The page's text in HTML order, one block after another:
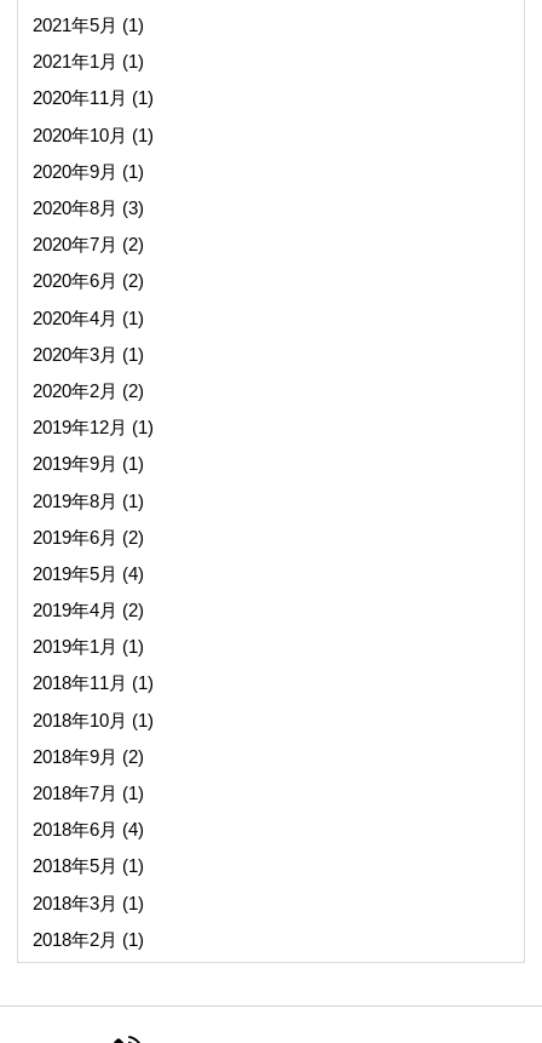
2021年5月 (1)
2021年1月 (1)
2020年11月 (1)
2020年10月 (1)
2020年9月 (1)
2020年8月 (3)
2020年7月 (2)
2020年6月 (2)
2020年4月 (1)
2020年3月 (1)
2020年2月 (2)
2019年12月 (1)
2019年9月 (1)
2019年8月 (1)
2019年6月 (2)
2019年5月 (4)
2019年4月 (2)
2019年1月 (1)
2018年11月 (1)
2018年10月 (1)
2018年9月 (2)
2018年7月 (1)
2018年6月 (4)
2018年5月 (1)
2018年3月 (1)
2018年2月 (1)